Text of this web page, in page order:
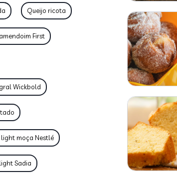
Queijo ricota
First
Wickbold
moça Nestlé
Sadia